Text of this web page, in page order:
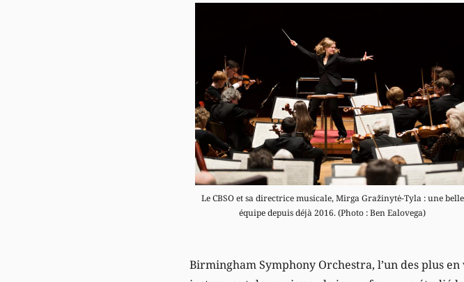
Le CBSO et sa directrice musicale, Mirga Gražinytė-Tyla : une belle
équipe depuis déjà 2016. (Photo : Ben Ealovega)
Birmingham Symphony Orchestra, l’un des plus